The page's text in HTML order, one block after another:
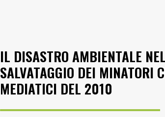
IL DISASTRO AMBIENTALE
SALVATAGGIO DEI MINATORI
MEDIATICI DEL 2010